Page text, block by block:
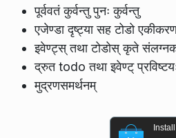
पूर्ववतं कुर्वन्तु पुनः कुर्वन्तु
एजेण्डा दृष्ट्या सह टोडो
इवेण्ट्स् तथा टोडोस् कृते
द्रुत todo तथा इवेण्ट्
मुद्रणसमर्थनम्